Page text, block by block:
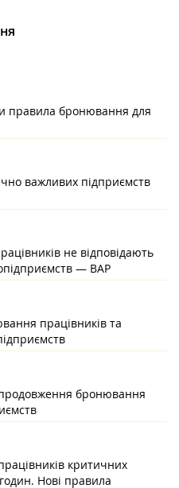
правила бронювання для
важливих підприємств
не відповідають
— ВАР
працівників та
бронювання
критичних
Нові правила